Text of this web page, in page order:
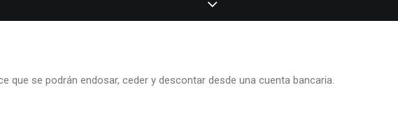
que se podrán endosar, ceder y descontar desde una cuenta bancaria.